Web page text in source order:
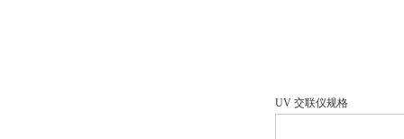
UV 交联仪规格